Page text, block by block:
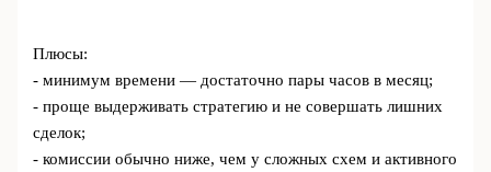
Плюсы:
- минимум времени — достаточно пары часов в месяц;
- проще выдерживать стратегию и не совершать лишних
сделок;
- комиссии обычно ниже, чем у сложных схем и активного